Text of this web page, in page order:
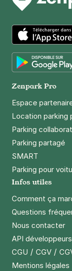
4 €/heure,36 €/
Réserver
+ Abonnements
4 €
/heure
+ Abonnements
App Store
Zenpark Pro
Espace
Location parking
Parking
Parking partagé
SMART
Parking pour
Infos utiles
Comment ça
Questions
Nous contacter
API développeurs
CGU / CGV /
Mentions légales